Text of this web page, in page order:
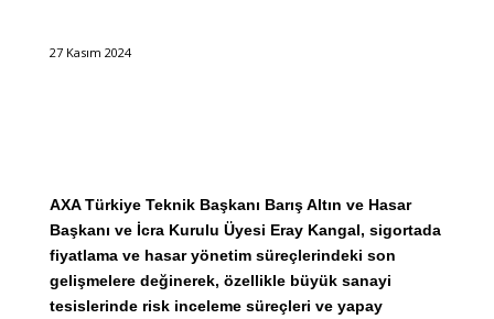
27 Kasım 2024
AXA Türkiye Teknik Başkanı Barış Altın ve Hasar
Başkanı ve İcra Kurulu Üyesi Eray Kangal, sigortada
fiyatlama ve hasar yönetim süreçlerindeki son
gelişmelere değinerek, özellikle büyük sanayi
tesislerinde risk inceleme süreçleri ve yapay